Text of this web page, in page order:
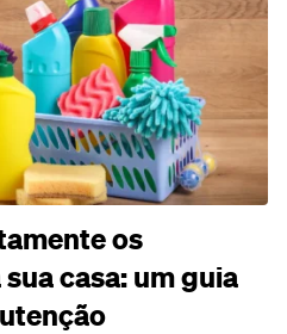
os
casa: um guia